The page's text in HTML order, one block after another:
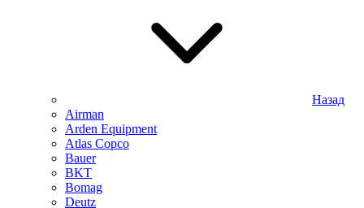
Назад
Airman
Arden Equipment
Atlas Сopco
Bauer
BKT
Bomag
Deutz